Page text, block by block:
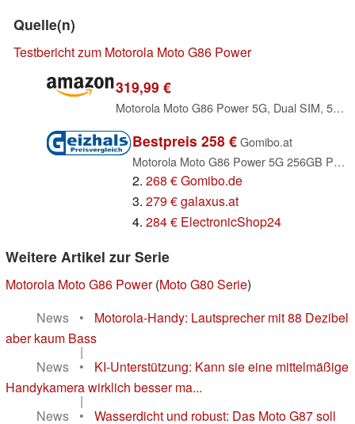
Quelle(n)
Testbericht zum Motorola Moto G86 Power
319,99 €
Motorola Moto G86 Power 5G, Dual SIM, 512GB 8GB RAM, Pantone Cosmic Sky
Bestpreis 258 €Gomibo.at
Motorola Moto G86 Power 5G 256GB Pantone Spellbound
2. 268 € Gomibo.de
3. 279 € galaxus.at
4. 284 € ElectronicShop24
Weitere Artikel zur Serie
Motorola Moto G86 Power(Moto G80 Serie)
News
•
Motorola-Handy: Lautsprecher mit 88 Dezibel
aber kaum Bass
|
News
•
KI-Unterstützung: Kann sie eine mittelmäßige
Handykamera wirklich besser ma...
|
News
• Wasserdicht und robust: Das Moto G87 soll